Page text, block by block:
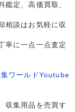
鑑定、高価買取、
相談はお気軽に収
寧に一点一点査定
ワールドYoutube
収集用品を売買す